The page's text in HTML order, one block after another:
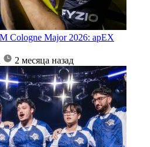
Cologne Major 2026: apEX
2 месяца назад